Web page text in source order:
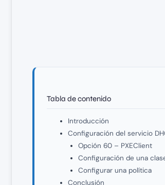
Tabla de contenido
Introducción
Configuración del servicio
Opción 60 – PXEClient
Configuración de una
Configurar una política
Conclusión